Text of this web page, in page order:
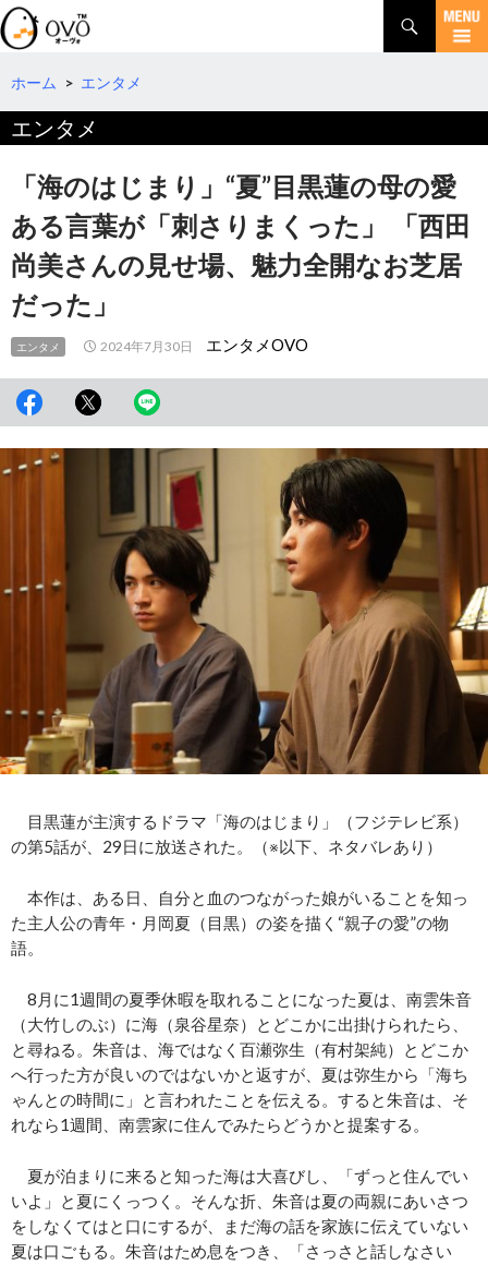
検
索
コ
テ
へ
ホーム > エンタメ
エンタメ
「海のはじまり」“夏”目黒蓮の母の愛
ある言葉が「刺さりまくった」 「西田
尚美さんの見せ場、魅力全開なお芝居
だった」
エンタメ 2024年7月30日 エンタメOVO
目黒蓮が主演するドラマ「海のはじまり」（フジテレビ系）
の第5話が、29日に放送された。（※以下、ネタバレあり）
本作は、ある日、自分と血のつながった娘がいることを知っ
た主人公の青年・月岡夏（目黒）の姿を描く“親子の愛”の物
語。
8月に1週間の夏季休暇を取れることになった夏は、南雲朱音
（大竹しのぶ）に海（泉谷星奈）とどこかに出掛けられたら、
と尋ねる。朱音は、海ではなく百瀬弥生（有村架純）とどこか
へ行った方が良いのではないかと返すが、夏は弥生から「海ち
ゃんとの時間に」と言われたことを伝える。すると朱音は、そ
れなら1週間、南雲家に住んでみたらどうかと提案する。
夏が泊まりに来ると知った海は大喜びし、「ずっと住んでい
いよ」と夏にくっつく。そんな折、朱音は夏の両親にあいさつ
をしなくてはと口にするが、まだ海の話を家族に伝えていない
夏は口ごもる。朱音はため息をつき、「さっさと話しなさい